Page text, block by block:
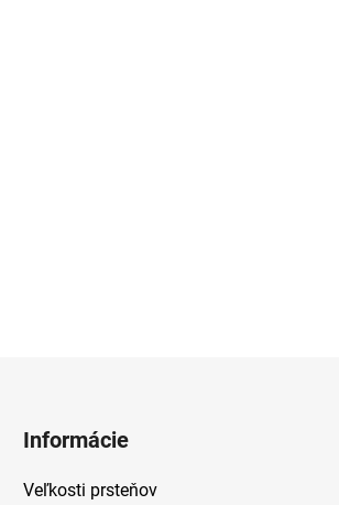
Informácie
Veľkosti prsteňov